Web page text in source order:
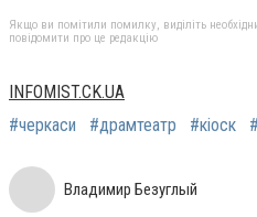
Якщо ви помітили помилку, виділіть
повідомити про це редакцію
INFOMIST.CK.UA
#черкаси
#драмтеатр #кіоск
Владимир Безуглый